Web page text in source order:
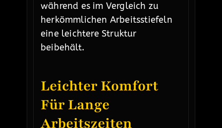
während es im Vergleich zu
herkömmlichen Arbeitsstiefeln
eine leichtere Struktur
beibehält.
Leichter Komfort
Für Lange
Arbeitszeiten